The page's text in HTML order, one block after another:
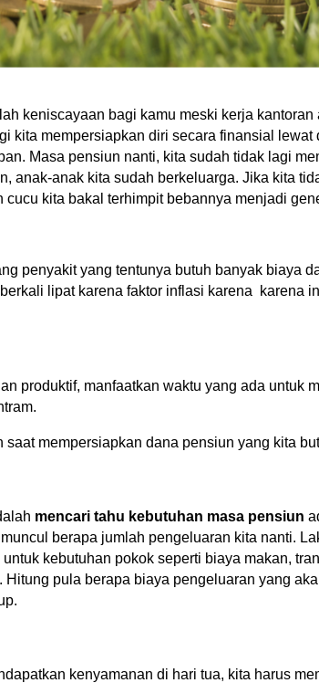
keniscayaan bagi kamu meski kerja
kita mempersiapkan diri secara finansial
Masa pensiun nanti, kita sudah tidak lagi
anak-anak kita sudah berkeluarga. Jika kita
kita bakal terhimpit bebannya menjadi
penyakit yang tentunya butuh banyak biaya
lipat karena faktor inflasi karena  karena
produktif, manfaatkan waktu yang ada untuk
saat mempersiapkan dana pensiun yang kita
mencari tahu kebutuhan masa pensiun
berapa jumlah pengeluaran kita nanti.
kebutuhan pokok seperti biaya makan,
pula berapa biaya pengeluaran yang
kenyamanan di hari tua, kita harus